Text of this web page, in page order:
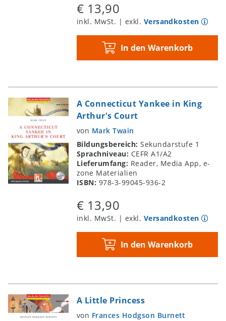
€ 13,90
inkl. MwSt. | exkl. Versandkosten
In den Warenkorb
A Connecticut Yankee in King
Arthur's Court
von Mark Twain
Bildungsbereich:Sekundarstufe 1
Sprachniveau: CEFR A1/A2
Lieferumfang: Reader, Media App, e-
zone Materialien
ISBN: 978-3-99045-936-2
€ 13,90
inkl. MwSt. | exkl. Versandkosten
In den Warenkorb
A Little Princess
von Frances Hodgson Burnett